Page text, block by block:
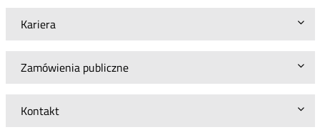
Kariera
Zamówienia publiczne
Kontakt